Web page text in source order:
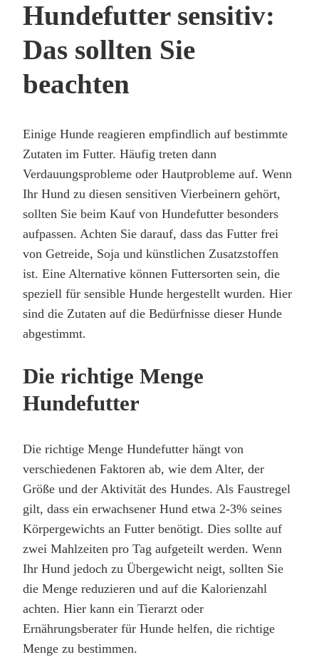
Hundefutter sensitiv:
Das sollten Sie
beachten
Einige Hunde reagieren empfindlich auf bestimmte
Zutaten im Futter. Häufig treten dann
Verdauungsprobleme oder Hautprobleme auf. Wenn
Ihr Hund zu diesen sensitiven Vierbeinern gehört,
sollten Sie beim Kauf von Hundefutter besonders
aufpassen. Achten Sie darauf, dass das Futter frei
von Getreide, Soja und künstlichen Zusatzstoffen
ist. Eine Alternative können Futtersorten sein, die
speziell für sensible Hunde hergestellt wurden. Hier
sind die Zutaten auf die Bedürfnisse dieser Hunde
abgestimmt.
Die richtige Menge
Hundefutter
Die richtige Menge Hundefutter hängt von
verschiedenen Faktoren ab, wie dem Alter, der
Größe und der Aktivität des Hundes. Als Faustregel
gilt, dass ein erwachsener Hund etwa 2-3% seines
Körpergewichts an Futter benötigt. Dies sollte auf
zwei Mahlzeiten pro Tag aufgeteilt werden. Wenn
Ihr Hund jedoch zu Übergewicht neigt, sollten Sie
die Menge reduzieren und auf die Kalorienzahl
achten. Hier kann ein Tierarzt oder
Ernährungsberater für Hunde helfen, die richtige
Menge zu bestimmen.